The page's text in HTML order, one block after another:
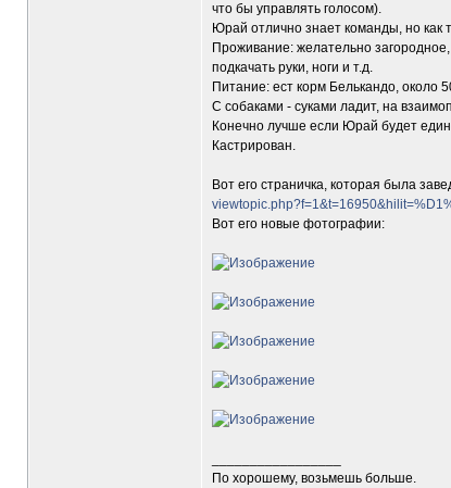
что бы управлять голосом).
Юрай отлично знает команды, но как
Проживание: желательно
подкачать руки, ноги и т.д.
Питание: ест корм Белькандо, около
С собаками - суками ладит, на
Конечно лучше если Юрай будет
Кастрирован.
Вот его страничка, которая была
Вот его новые фотографии:
По хорошему, возьмешь больше.